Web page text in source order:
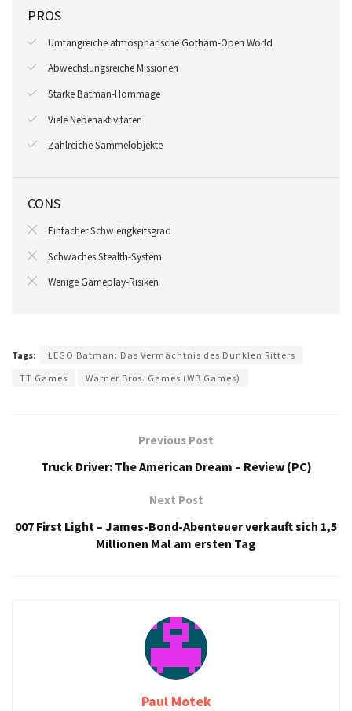
PROS
Umfangreiche atmosphärische Gotham-Open World
Abwechslungsreiche Missionen
Starke Batman-Hommage
Viele Nebenaktivitäten
Zahlreiche Sammelobjekte
CONS
Einfacher Schwierigkeitsgrad
Schwaches Stealth-System
Wenige Gameplay-Risiken
Tags:
LEGO Batman: Das Vermächtnis des Dunklen Ritters
TT Games
Warner Bros. Games (WB Games)
Previous Post
Truck Driver: The American Dream – Review (PC)
Next Post
007 First Light – James-Bond-Abenteuer verkauft sich 1,5
Millionen Mal am ersten Tag
Paul Motek